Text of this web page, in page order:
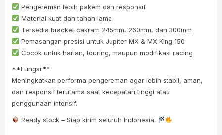
Pengereman lebih pakem dan responsif
Material kuat dan tahan lama
Tersedia bracket cakram 245mm, 260mm, dan 300mm
Pemasangan presisi untuk Jupiter MX & MX King 150
Cocok untuk harian, touring, maupun modifikasi racing
**Fungsi:**
Meningkatkan performa pengereman agar lebih stabil, aman,
dan responsif terutama saat kecepatan tinggi atau
penggunaan intensif.
Ready stock – Siap kirim seluruh Indonesia.